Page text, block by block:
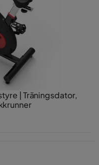
| Träningsdator,
mobilhållare | Trekkrunner